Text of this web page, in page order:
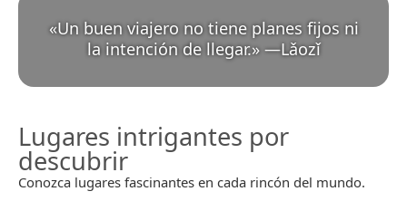
«Un buen viajero no tiene planes fijos ni
la intención de llegar.» —Lǎozǐ
Lugares intrigantes por
descubrir
Conozca lugares fascinantes en cada rincón del mundo.